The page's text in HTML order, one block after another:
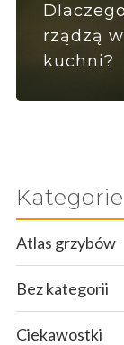
rządzą
kuchni?
Kategorie
Atlas grzybów
Bez kategorii
Ciekawostki